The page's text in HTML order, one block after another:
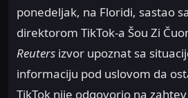
ponedeljak, na Floridi, sastao
direktorom TikTok-a Šou Zi
Reuters izvor upoznat sa
informaciju pod uslovom da
TikTok nije odgovorio na